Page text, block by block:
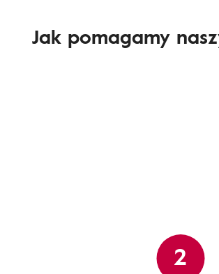
Jak pomagamy
2